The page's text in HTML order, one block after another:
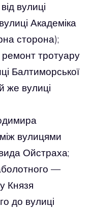
вулиці
Академіка
сторона);
тротуару
Балтиморської
же вулиці
вулицями
Ойстраха;
—
Князя
до вулиці